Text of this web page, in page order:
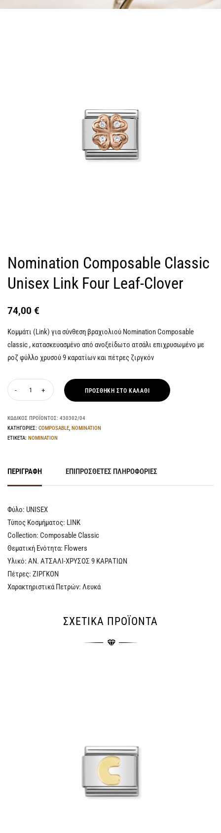
Nomination Composable Classic
Unisex Link Four Leaf-Clover
74,00 €
Κομμάτι (Link) για σύνθεση βραχιολιού Nomination Composable
classic , κατασκευασμένο από ανοξείδωτο ατσάλι επιχρυσωμένο με
ροζ φύλλο χρυσού 9 καρατίων και πέτρες ζιργκόν
ΠΡΟΣΘΉΚΗ ΣΤΟ ΚΑΛΆΘΙ
ΚΩΔΙΚΌΣ ΠΡΟΪΌΝΤΟΣ: 430302/04
ΚΑΤΗΓΟΡΊΕΣ: COMPOSABLE, NOMINATION
ΕΤΙΚΈΤΑ: NOMINATION
ΠΕΡΙΓΡΑΦΉ ΕΠΙΠΡΌΣΘΕΤΕΣ ΠΛΗΡΟΦΟΡΊΕΣ
Φύλο: UNISEX
Τύπος Κοσμήματος: LINK
Collection: Composable Classic
Θεματική Ενότητα: Flowers
Υλικό: ΑΝ. ΑΤΣΑΛΙ-ΧΡΥΣΟΣ 9 ΚΑΡΑΤΙΩΝ
Πέτρες: ΖΙΡΓΚΟΝ
Χαρακτηριστικά Πετρών: Λευκά
ΣΧΕΤΙΚΆ ΠΡΟΪΌΝΤΑ